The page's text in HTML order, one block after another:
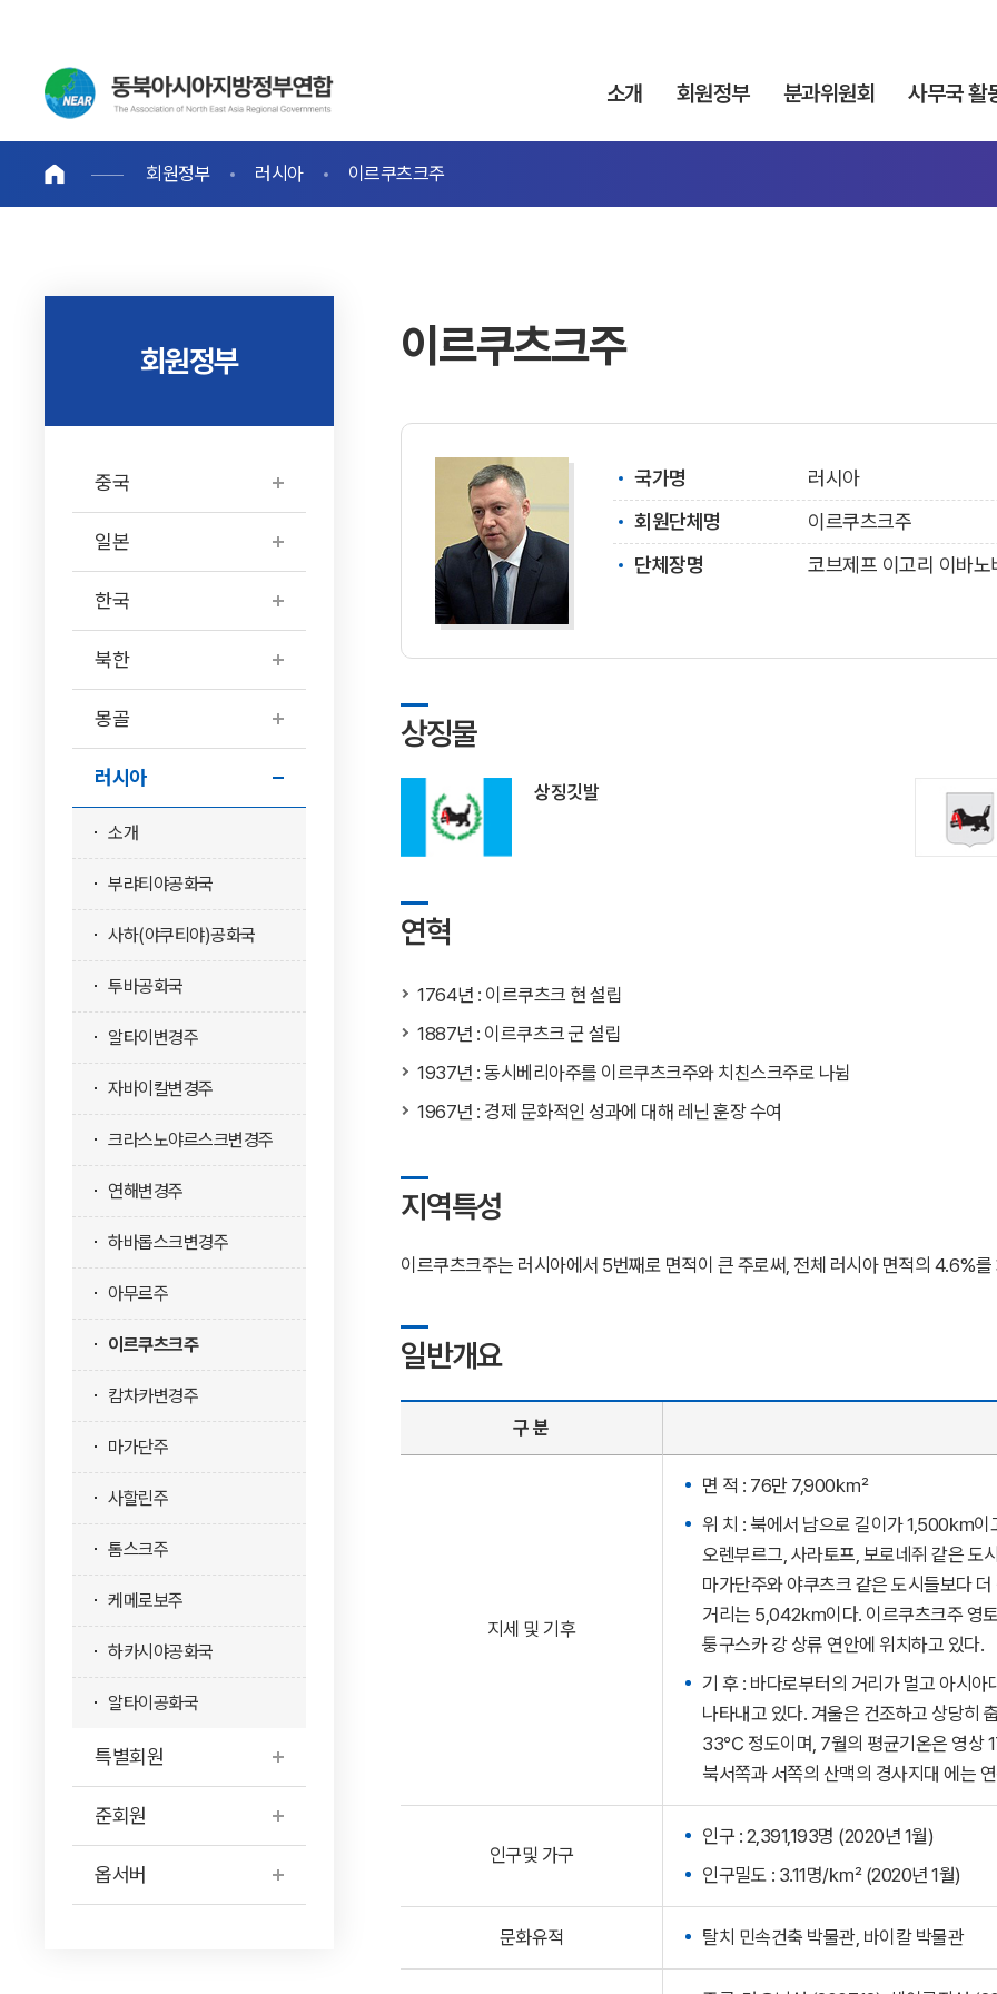
소개 회원정부 분과위원회 사무국 활
회원정부 러시아 이르쿠츠크주
회원정부
중국
일본
한국
북한
몽골
러시아
소개
부랴티야공화국
사하(야쿠티야)공화국
투바공화국
알타이변경주
자바이칼변경주
크라스노야르스크변경주
연해변경주
하바롭스크변경주
아무르주
이르쿠츠크주
캄차카변경주
마가단주
사할린주
톰스크주
케메로보주
하카시야공화국
알타이공화국
특별회원
준회원
옵서버
이르쿠츠크주
국가명
러시아
회원단체명
이르쿠츠크주
단체장명
코브제프 이고리 이바노
상징물
상징깃발
연혁
1764년 : 이르쿠츠크 현 설립
1887년 : 이르쿠츠크 군 설립
1937년 : 동시베리아주를 이르쿠츠크주와 치친스크주로 나뉨
1967년 : 경제 문화적인 성과에 대해 레닌 훈장 수여
지역특성
이르쿠츠크주는 러시아에서 5번째로 면적이 큰 주로써, 전체 러시아 면적의 4.6%
일반개요
구 분
지세 및 기후
면 적 : 76만 7,900㎢
위 치 : 북에서 남으로 길이가 1,500㎞
오렌부르그, 사라토프, 보로네쥐 같은 도
마가단주와 야쿠츠크 같은 도시들보다
거리는 5,042㎞이다. 이르쿠츠크주 영
퉁구스카 강 상류 연안에 위치하고 있다.
기 후 : 바다로부터의 거리가 멀고 아시
나타내고 있다. 겨울은 건조하고 상당히
33℃ 정도이며, 7월의 평균기온은 영
북서쪽과 서쪽의 산맥의 경사지대 에는
인구및 가구
인구 : 2,391,193명 (2020년 1월)
인구밀도 : 3.11명/㎢ (2020년 1월)
문화유적 탈치 민속건축 박물관, 바이칼 박물관